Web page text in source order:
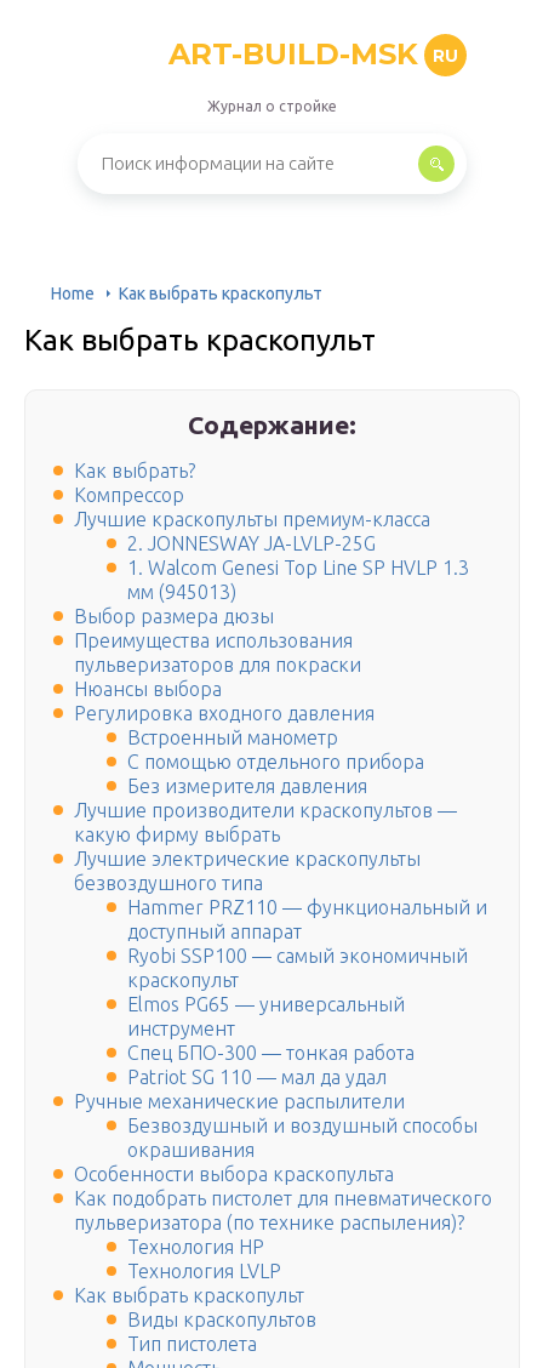
ART-BUILD-MSK RU
Журнал о стройке
Home Как выбрать краскопульт
Как выбрать краскопульт
Содержание:
Как выбрать?
Компрессор
Лучшие краскопульты премиум-класса
2. JONNESWAY JA-LVLP-25G
1. Walcom Genesi Top Line SP HVLP 1.3
мм (945013)
Выбор размера дюзы
Преимущества использования
пульверизаторов для покраски
Нюансы выбора
Регулировка входного давления
Встроенный манометр
С помощью отдельного прибора
Без измерителя давления
Лучшие производители краскопультов —
какую фирму выбрать
Лучшие электрические краскопульты
безвоздушного типа
Hammer PRZ110 — функциональный и
доступный аппарат
Ryobi SSP100 — самый экономичный
краскопульт
Elmos PG65 — универсальный
инструмент
Спец БПО-300 — тонкая работа
Patriot SG 110 — мал да удал
Ручные механические распылители
Безвоздушный и воздушный способы
окрашивания
Особенности выбора краскопульта
Как подобрать пистолет для пневматического
пульверизатора (по технике распыления)?
Технология HP
Технология LVLP
Как выбрать краскопульт
Виды краскопультов
Тип пистолета